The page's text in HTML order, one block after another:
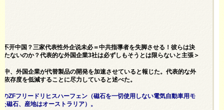
开中国？三家代表性外企说未必＝中共指導者を失脚させる！彼らは決
ないのか？代表的な外国企業3社は必ずしもそうとは限らないと主張＞
、外国企業が代替製品の開発を加速させていると報じた。代表的な外
存度を低減することに尽力していると述べた。
ZFフリードリヒスハーフェン（磁石を一切使用しない電気自動車用モ
磁石、産地はオーストラリア）。